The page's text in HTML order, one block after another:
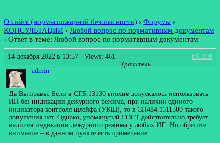
О сайте (нормы пожарной безопасности) › Форумы ›
КОНСУЛЬТАЦИИ › Любой вопрос по нормативным документам
› Ответ в теме: Любой вопрос по нормативным документам
14 декабря 2022 в 13:57 - Views: 461
#35200
admin
Хранитель
Да Вы правы. Если в СП5.13130 вполне допускалось использовать
ИП без индикации дежурного режима, при наличии единого
индикатора контроля шлейфа (УКШ), то в СП484.1311500 такого
допущения нет. Однако, упомянутый ГОСТ действительно требует
наличия индикации дежурного режима у любых ИП. Но обратите
внимание – в данном пункте есть примечание :